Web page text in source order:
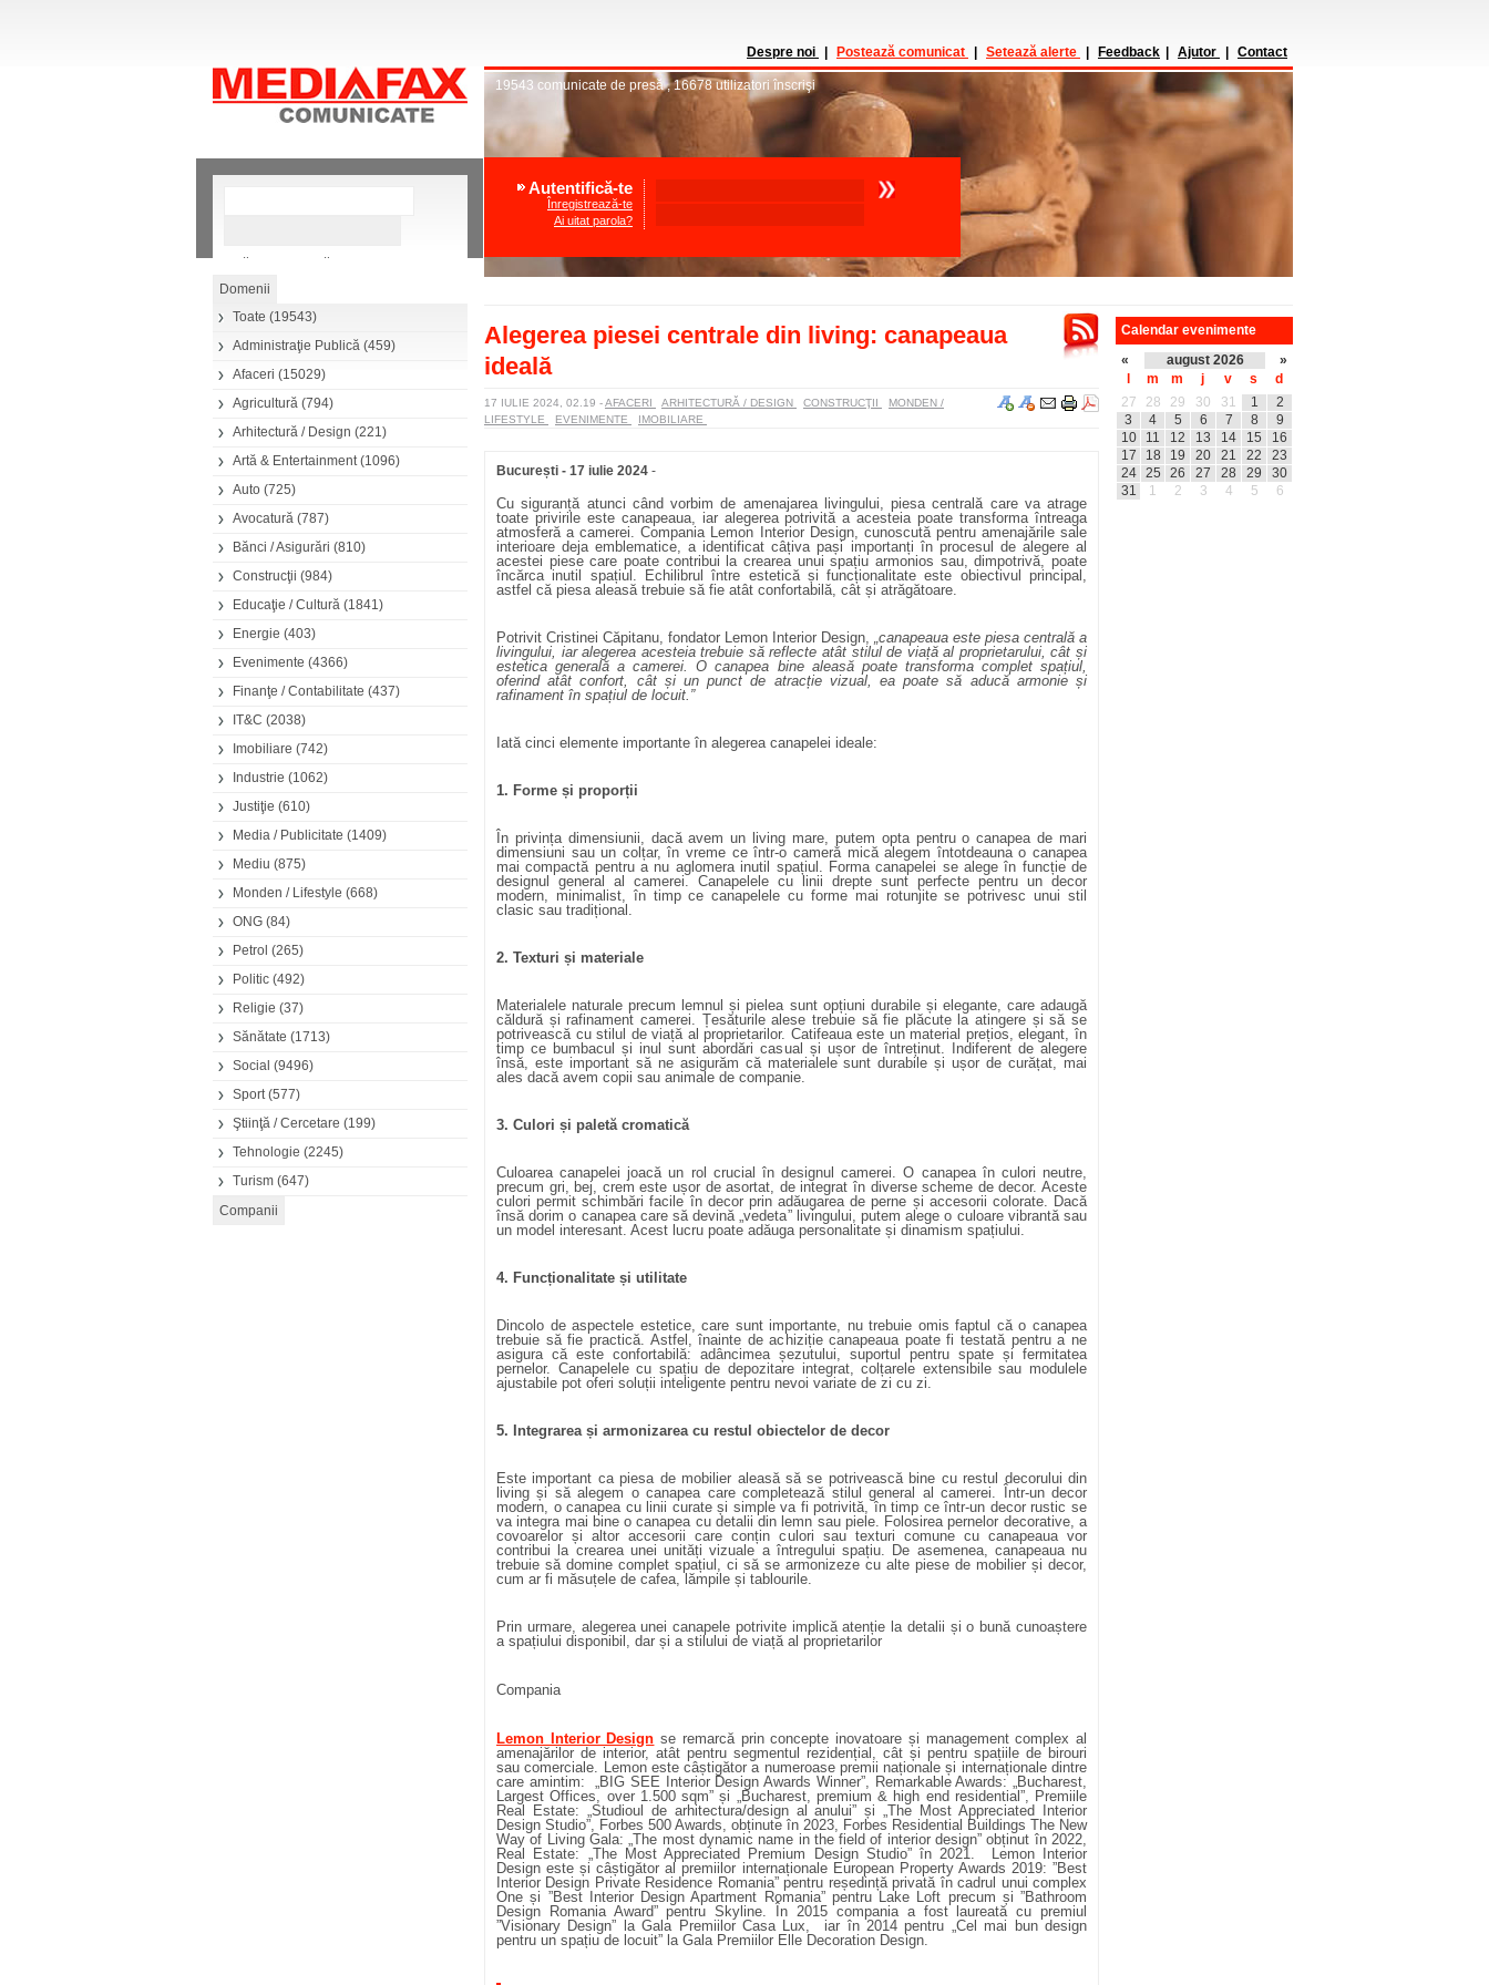
Căutare avansată
Toate (19543)
Administraţie Publică (459)
Afaceri (15029)
Agricultură (794)
Arhitectură / Design (221)
Artă & Entertainment(1096)
Auto (725)
Avocatură (787)
Bănci / Asigurări (810)
Construcţii (984)
Educaţie / Cultură (1841)
Energie (403)
Evenimente (4366)
Finanţe / Contabilitate (437)
IT&C (2038)
Imobiliare (742)
Industrie (1062)
Justiţie (610)
Media / Publicitate (1409)
Mediu (875)
Monden / Lifestyle (668)
ONG (84)
Petrol (265)
Politic (492)
Religie (37)
Sănătate (1713)
Social (9496)
Sport(577)
Ştiinţă / Cercetare (199)
Tehnologie (2245)
Turism (647)
Despre noi Postează comunicat Setează alerte Feedback Ajutor Contact
19543 comunicate de presă,16678 utilizatori înscrişi
Autentifică-te
Înregistrează-te
Ai uitat parola?
Alegerea piesei centrale din living: canapeaua
ideală
17 IULIE 2024, 02.19 -AFACERI ARHITECTURĂ / DESIGN CONSTRUCŢII
MONDEN /
LIFESTYLE
EVENIMENTE IMOBILIARE
București - 17 iulie 2024 -
Cu siguranță atunci când vorbim de amenajarea livingului, piesa centrală care va atrage
toate privirile este canapeaua, iar alegerea potrivită a acesteia poate transforma întreaga
atmosferă a camerei. Compania Lemon Interior Design, cunoscută pentru amenajările sale
interioare deja emblematice, a identificat câțiva pași importanți în procesul de alegere al
acestei piese care poate contribui la crearea unui spațiu armonios sau, dimpotrivă, poate
încărca inutil spațiul. Echilibrul între estetică și funcționalitate este obiectivul principal,
astfel că piesa aleasă trebuie să fie atât confortabilă, cât și atrăgătoare.
Potrivit Cristinei Căpitanu, fondator Lemon Interior Design, „canapeaua este piesa centrală a
livingului, iar alegerea acesteia trebuie să reflecte atât stilul de viață al proprietarului, cât și
estetica generală a camerei. O canapea bine aleasă poate transforma complet spațiul,
oferind atât confort, cât și un punct de atracție vizual, ea poate să aducă armonie și
rafinament în spațiul de locuit.”
Iată cinci elemente importante în alegerea canapelei ideale:
1. Forme și proporții
În privința dimensiunii, dacă avem un living mare, putem opta pentru o canapea de mari
dimensiuni sau un colțar, în vreme ce într-o cameră mică alegem întotdeauna o canapea
mai compactă pentru a nu aglomera inutil spațiul. Forma canapelei se alege în funcție de
designul general al camerei. Canapelele cu linii drepte sunt perfecte pentru un decor
modern, minimalist, în timp ce canapelele cu forme mai rotunjite se potrivesc unui stil
clasic sau tradițional.
2. Texturi și materiale
Materialele naturale precum lemnul și pielea sunt opțiuni durabile și elegante, care adaugă
căldură și rafinament camerei. Țesăturile alese trebuie să fie plăcute la atingere și să se
potrivească cu stilul de viață al proprietarilor. Catifeaua este un material prețios, elegant, în
timp ce bumbacul și inul sunt abordări casual și ușor de întreținut. Indiferent de alegere
însă, este important să ne asigurăm că materialele sunt durabile și ușor de curățat, mai
ales dacă avem copii sau animale de companie.
3. Culori și paletă cromatică
Culoarea canapelei joacă un rol crucial în designul camerei. O canapea în culori neutre,
precum gri, bej, crem este ușor de asortat, de integrat în diverse scheme de decor. Aceste
culori permit schimbări facile în decor prin adăugarea de perne și accesorii colorate. Dacă
însă dorim o canapea care să devină „vedeta” livingului, putem alege o culoare vibrantă sau
un model interesant. Acest lucru poate adăuga personalitate și dinamism spațiului.
4. Funcționalitate și utilitate
Dincolo de aspectele estetice, care sunt importante, nu trebuie omis faptul că o canapea
trebuie să fie practică. Astfel, înainte de achiziție canapeaua poate fi testată pentru a ne
asigura că este confortabilă: adâncimea șezutului, suportul pentru spate și fermitatea
pernelor. Canapelele cu spațiu de depozitare integrat, colțarele extensibile sau modulele
ajustabile pot oferi soluții inteligente pentru nevoi variate de zi cu zi.
5. Integrarea și armonizarea cu restul obiectelor de decor
Este important ca piesa de mobilier aleasă să se potrivească bine cu restul decorului din
living și să alegem o canapea care completează stilul general al camerei. Într-un decor
modern, o canapea cu linii curate și simple va fi potrivită, în timp ce într-un decor rustic se
va integra mai bine o canapea cu detalii din lemn sau piele. Folosirea pernelor decorative, a
covoarelor și altor accesorii care conțin culori sau texturi comune cu canapeaua vor
contribui la crearea unei unități vizuale a întregului spațiu. De asemenea, canapeaua nu
trebuie să domine complet spațiul, ci să se armonizeze cu alte piese de mobilier și decor,
cum ar fi măsuțele de cafea, lămpile și tablourile.
Prin urmare, alegerea unei canapele potrivite implică atenție la detalii și o bună cunoaștere
a spațiului disponibil, dar și a stilului de viață al proprietarilor
Compania
Lemon Interior Design se remarcă prin concepte inovatoare și management complex al
amenajărilor de interior, atât pentru segmentul rezidențial, cât și pentru spațiile de birouri
sau comerciale. Lemon este câștigător a numeroase premii naționale și internaționale dintre
care amintim: „BIG SEE Interior Design Awards Winner”, Remarkable Awards: „Bucharest,
Largest Offices, over 1.500 sqm” și „Bucharest, premium & high end residential”, Premiile
Real Estate: „Studioul de arhitectura/design al anului” și „The Most Appreciated Interior
Design Studio”, Forbes 500 Awards, obținute în 2023, Forbes Residential Buildings The New
Way of Living Gala: „The most dynamic name in the field of interior design” obținut în 2022,
Real Estate: „The Most Appreciated Premium Design Studio” în 2021. Lemon Interior
Design este și câștigător al premiilor internaționale European Property Awards 2019: ”Best
Interior Design Private Residence Romania” pentru reședință privată în cadrul unui complex
One și ”Best Interior Design Apartment Romania” pentru Lake Loft precum și ”Bathroom
Design Romania Award” pentru Skyline. În 2015 compania a fost laureată cu premiul
”Visionary Design” la Gala Premiilor Casa Lux, iar în 2014 pentru „Cel mai bun design
pentru un spațiu de locuit” la Gala Premiilor Elle Decoration Design.
Calendar evenimente
«
august 2026
»
m m j v s
d
27
28 29 30 31 1
2
3
4 5 6 7 8
9
10
11 12 13 14 15
16
17
18 19 20 21 22
23
24
25 26 27 28 29
30
31
1 2 3 4 5 6